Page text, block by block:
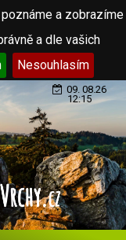
a zobrazíme
a dle vašich
Nesouhlasím
09. 08.26
12:15